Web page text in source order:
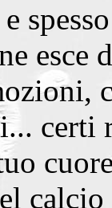
certi